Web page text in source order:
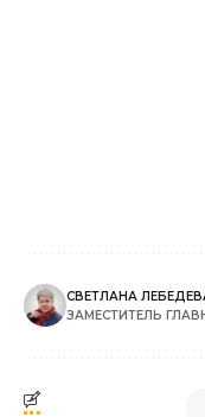
СВЕТЛАНА
ЗАМЕСТИТЕЛЬ